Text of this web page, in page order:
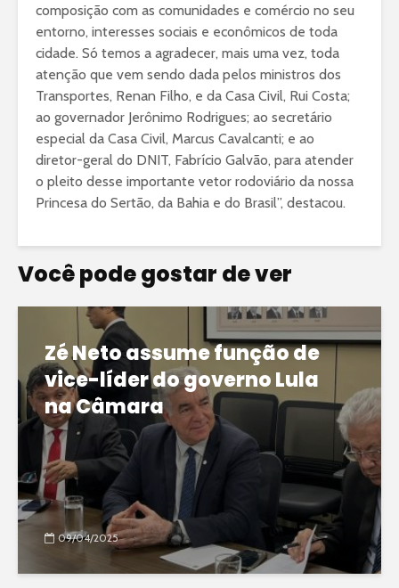
composição com as comunidades e comércio no seu
entorno, interesses sociais e econômicos de toda
cidade. Só temos a agradecer, mais uma vez, toda
atenção que vem sendo dada pelos ministros dos
Transportes, Renan Filho, e da Casa Civil, Rui Costa;
ao governador Jerônimo Rodrigues; ao secretário
especial da Casa Civil, Marcus Cavalcanti; e ao
diretor-geral do DNIT, Fabrício Galvão, para atender
o pleito desse importante vetor rodoviário da nossa
Princesa do Sertão, da Bahia e do Brasil”, destacou.
Você pode gostar de ver
Zé Neto assume função de
vice-líder do governo Lula
na Câmara
09/04/2025